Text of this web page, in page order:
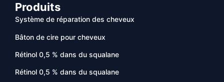
Produits
Système de réparation des cheveux
Bâton de cire pour cheveux
Rétinol 0,5 % dans du squalane
Rétinol 0,5 % dans du squalane